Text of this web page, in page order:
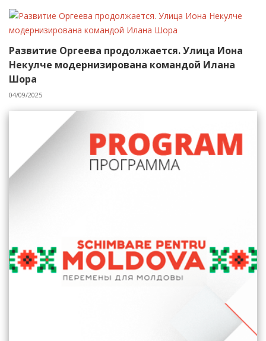
Развитие Оргеева продолжается. Улица Иона
Некулче модернизирована командой Илана
Шора
04/09/2025